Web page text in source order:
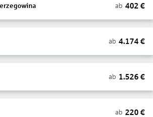
ab 402 €
ab 4.174€
ab 1.526€
ab 220€